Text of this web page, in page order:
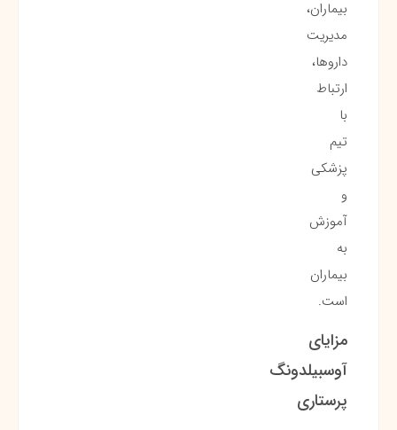
بیماران،
مدیریت
داروها،
ارتباط
با
تیم
پزشکی
و
آموزش
به
بیماران
است.
مزایای
آوسبیلدونگ
پرستاری